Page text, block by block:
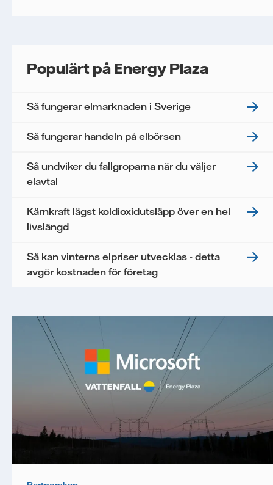
Populärt på Energy Plaza
Så fungerar elmarknaden i Sverige
Så fungerar handeln på elbörsen
Så undviker du fallgroparna när du väljer
elavtal
Kärnkraft lägst koldioxidutsläpp över en hel
livslängd
Så kan vinterns elpriser utvecklas - detta
avgör kostnaden för företag